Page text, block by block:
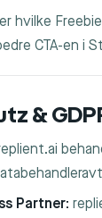
hvilke
CTA-en i
&
Partner: